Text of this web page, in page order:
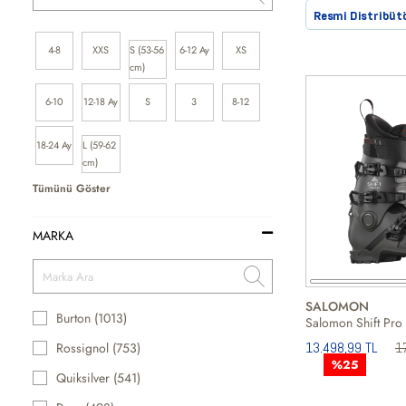
4-8 XXS
S (53-56
cm)
6-12 Ay XS
6-10 12-18 Ay S 3 8-12
18-24 Ay
L (59-62
cm)
Tümünü Göster
MARKA
Burton (1013)
Rossignol (753)
Quiksilver (541)
Resmi
SALOMON
13.498,99 TL
%25